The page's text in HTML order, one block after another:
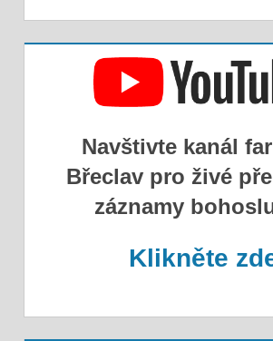
Navštivte kanál
Břeclav pro živé
záznamy
Klikněte